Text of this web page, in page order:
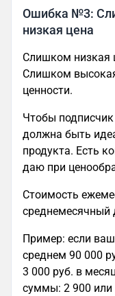
Ошибка №3:
низкая цена
Слишком низкая
Слишком
ценности.
Чтобы
должна быть
продукта. Есть
даю при
Стоимость
среднемесячный
Пример: если
среднем 90 000
3 000 руб. в
суммы: 2 900 или